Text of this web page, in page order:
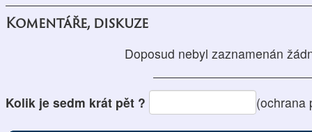
Komentáře, diskuze
Doposud nebyl zaznamenán
Kolik je sedm krát pět ? (ochrana